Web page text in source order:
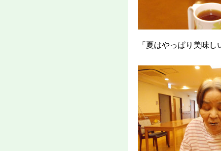
「夏はやっぱり美味し